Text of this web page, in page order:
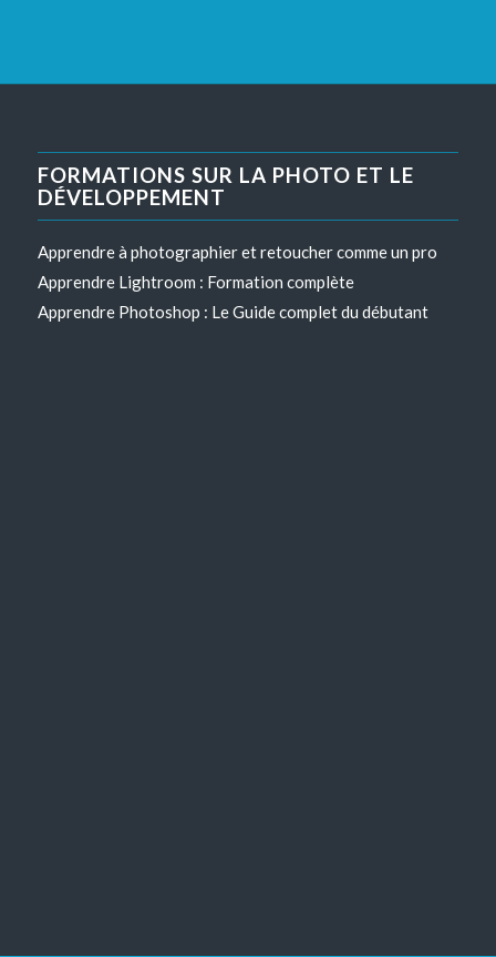
FORMATIONS SUR LA PHOTO ET LE
DÉVELOPPEMENT
Apprendre à photographier et retoucher comme un pro
Apprendre Lightroom : Formation complète
Apprendre Photoshop : Le Guide complet du débutant